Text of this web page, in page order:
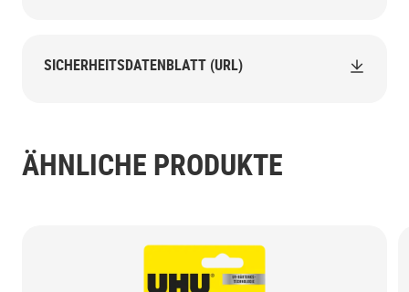
SICHERHEITSDATENBLATT (URL)
ÄHNLICHE PRODUKTE